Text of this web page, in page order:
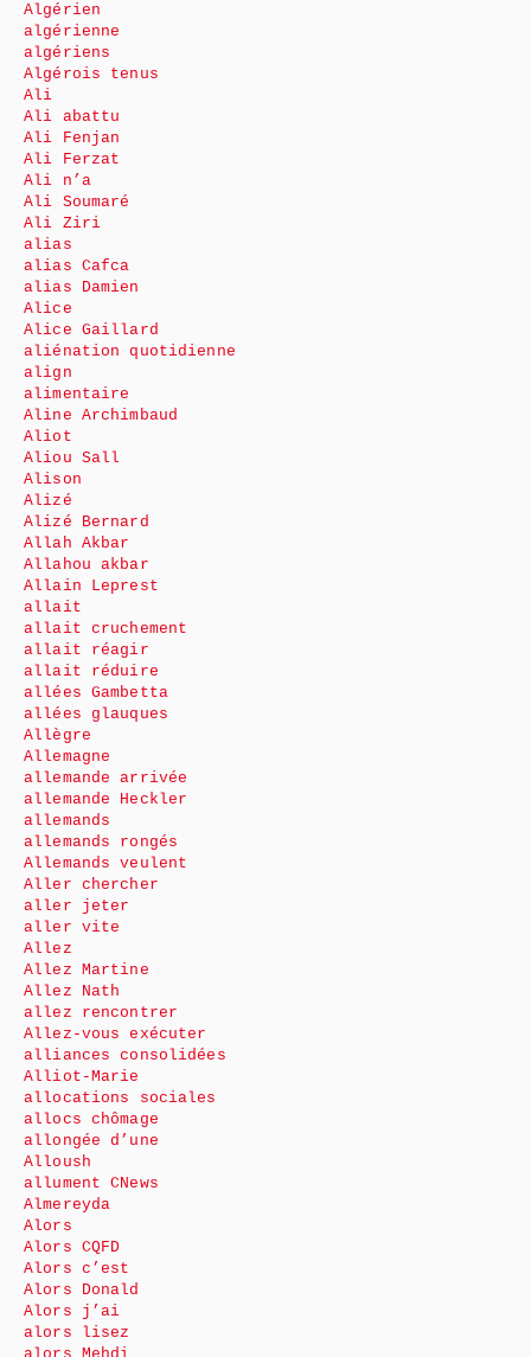
Algérien
algérienne
algériens
Algérois tenus
Ali
Ali abattu
Ali Fenjan
Ali Ferzat
Ali n’a
Ali Soumaré
Ali Ziri
alias
alias Cafca
alias Damien
Alice
Alice Gaillard
aliénation quotidienne
align
alimentaire
Aline Archimbaud
Aliot
Aliou Sall
Alison
Alizé
Alizé Bernard
Allah Akbar
Allahou akbar
Allain Leprest
allait
allait cruchement
allait réagir
allait réduire
allées Gambetta
allées glauques
Allègre
Allemagne
allemande arrivée
allemande Heckler
allemands
allemands rongés
Allemands veulent
Aller chercher
aller jeter
aller vite
Allez
Allez Martine
Allez Nath
allez rencontrer
Allez-vous exécuter
alliances consolidées
Alliot-Marie
allocations sociales
allocs chômage
allongée d’une
Alloush
allument CNews
Almereyda
Alors
Alors CQFD
Alors c’est
Alors Donald
Alors j’ai
alors lisez